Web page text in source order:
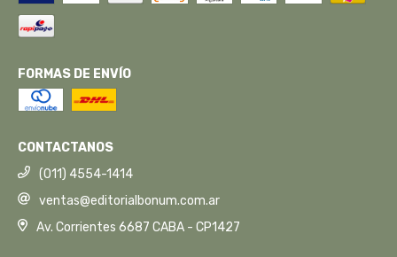
FORMAS DE ENVÍO
CONTACTANOS
(011) 4554-1414
ventas@editorialbonum.com.ar
Av. Corrientes 6687 CABA - CP1427